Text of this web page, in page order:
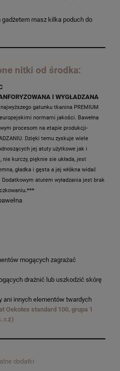
masz kilka poduch do
nitki od środka:
I WYGŁADZANA
gatunku tkanina PREMIUM
normami jakości. Bawełna
procesom na etapie produkcji-
Dzięki temu zyskuje wiele
jej atuty użytkowe jak i
nie kurczy, pięknie sie układa, jest
gładka i gęsta a jej włókna widać
atutem wyładzania jest brak
.***
mogących zagrażać
drażnić lub uszkodzić skórę
ani innych elementów twardych
Oekotex standard 100, grupa 1
r.ż)
dodatki